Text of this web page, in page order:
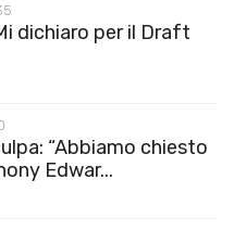
dichiaro per il Draft
“Abbiamo chiesto
Edwar...